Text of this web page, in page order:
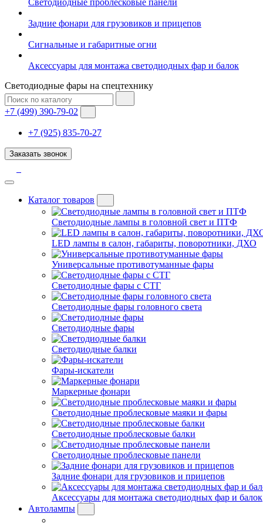
Светодиодные проблесковые панели
Задние фонари для грузовиков и прицепов
Сигнальные и габаритные огни
Аксессуары для монтажа светодиодных фар и балок
Светодиодные фары на спецтехнику
+7 (499) 390-79-02
+7 (925) 835-70-27
Заказать звонок
Каталог товаров
Светодиодные лампы в головной свет и ПТФ
LED лампы в салон, габариты, поворотники, ДХО
Универсальные противотуманные фары
Светодиодные фары с СТГ
Светодиодные фары головного света
Светодиодные фары
Светодиодные балки
Фары-искатели
Маркерные фонари
Светодиодные проблесковые маяки и фары
Светодиодные проблесковые балки
Светодиодные проблесковые панели
Задние фонари для грузовиков и прицепов
Аксессуары для монтажа светодиодных фар и балок
Автолампы